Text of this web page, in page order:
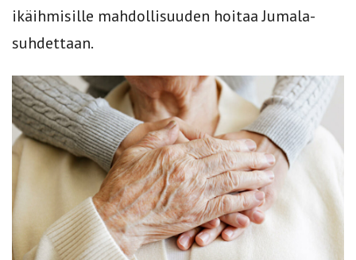
ikäihmisille mahdollisuuden hoitaa Jumala-
suhdettaan.